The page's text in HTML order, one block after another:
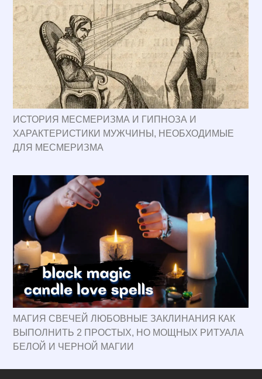
ИСТОРИЯ МЕСМЕРИЗМА И ГИПНОЗА И
ХАРАКТЕРИСТИКИ МУЖЧИНЫ, НЕОБХОДИМЫЕ
ДЛЯ МЕСМЕРИЗМА
МАГИЯ СВЕЧЕЙ ЛЮБОВНЫЕ ЗАКЛИНАНИЯ КАК
ВЫПОЛНИТЬ 2 ПРОСТЫХ, НО МОЩНЫХ РИТУАЛА
БЕЛОЙ И ЧЕРНОЙ МАГИИ